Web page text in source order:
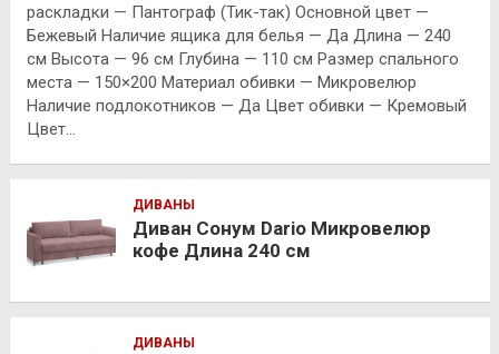
раскладки — Пантограф (Тик-так) Основной цвет —
Бежевый Наличие ящика для белья — Да Длина — 240
см Высота — 96 см Глубина — 110 см Размер спального
места — 150×200 Материал обивки — Микровелюр
Наличие подлокотников — Да Цвет обивки — Кремовый
Цвет…
ДИВАНЫ
Диван Сонум Dario Микровелюр
кофе Длина 240 см
ДИВАНЫ